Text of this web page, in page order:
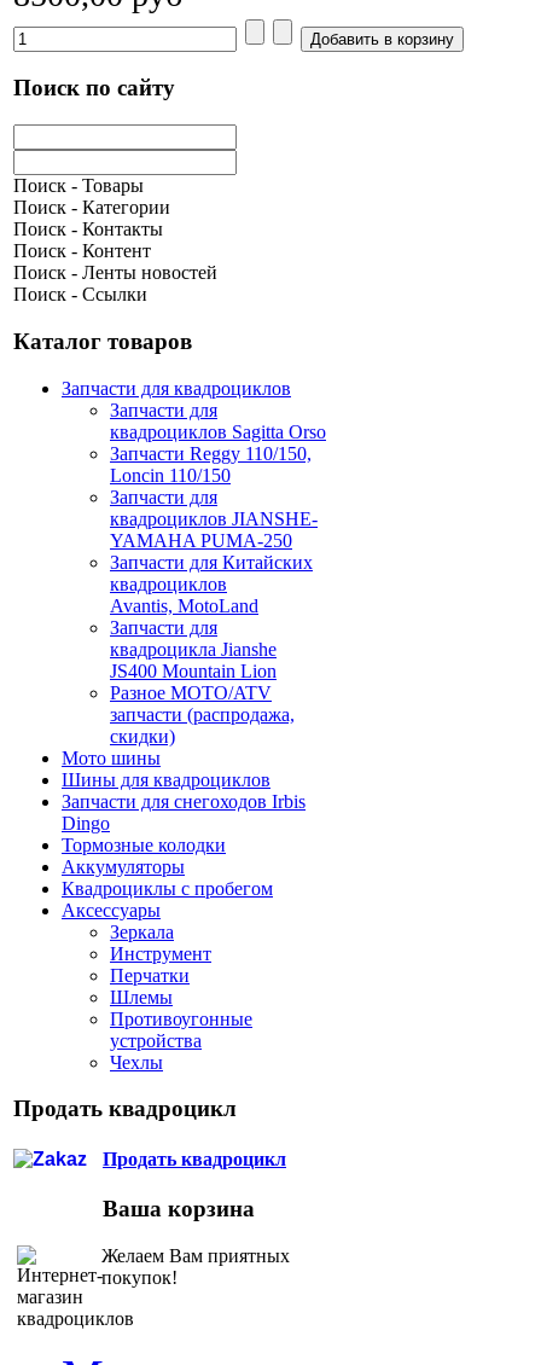
Поиск по сайту
Поиск - Товары
Поиск - Категории
Поиск - Контакты
Поиск - Контент
Поиск - Ленты новостей
Поиск - Ссылки
Каталог товаров
Запчасти для квадроциклов
Запчасти для
квадроциклов Sagitta Orso
Запчасти Reggy 110/150,
Loncin 110/150
Запчасти для
квадроциклов JIANSHE-
YAMAHA PUMA-250
Запчасти для Китайских
квадроциклов
Avantis, MotoLand
Запчасти для
квадроцикла Jianshe
JS400 Mountain Lion
Разное МОТО/ATV
запчасти (распродажа,
скидки)
Мото шины
Шины для квадроциклов
Запчасти для снегоходов Irbis
Dingo
Тормозные колодки
Аккумуляторы
Квадроциклы с пробегом
Аксессуары
Зеркала
Инструмент
Перчатки
Шлемы
Противоугонные
устройства
Чехлы
Продать квадроцикл
Продать квадроцикл
Ваша корзина
Желаем Вам приятных
покупок!